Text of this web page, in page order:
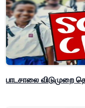
பாடசாலை விடுமுறை